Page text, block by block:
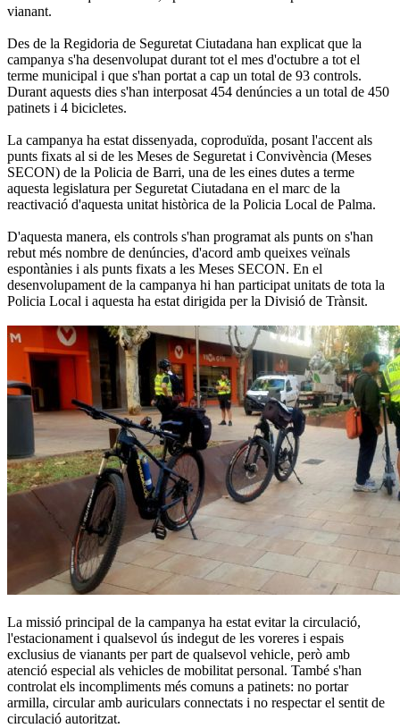
vianant.
Des de la Regidoria de Seguretat Ciutadana han explicat que la
campanya s'ha desenvolupat durant tot el mes d'octubre a tot el
terme municipal i que s'han portat a cap un total de 93 controls.
Durant aquests dies s'han interposat 454 denúncies a un total de 450
patinets i 4 bicicletes.
La campanya ha estat dissenyada, coproduïda, posant l'accent als
punts fixats al si de les Meses de Seguretat i Convivència (Meses
SECON) de la Policia de Barri, una de les eines dutes a terme
aquesta legislatura per Seguretat Ciutadana en el marc de la
reactivació d'aquesta unitat històrica de la Policia Local de Palma.
D'aquesta manera, els controls s'han programat als punts on s'han
rebut més nombre de denúncies, d'acord amb queixes veïnals
espontànies i als punts fixats a les Meses SECON. En el
desenvolupament de la campanya hi han participat unitats de tota la
Policia Local i aquesta ha estat dirigida per la Divisió de Trànsit.
La missió principal de la campanya ha estat evitar la circulació,
l'estacionament i qualsevol ús indegut de les voreres i espais
exclusius de vianants per part de qualsevol vehicle, però amb
atenció especial als vehicles de mobilitat personal. També s'han
controlat els incompliments més comuns a patinets: no portar
armilla, circular amb auriculars connectats i no respectar el sentit de
circulació autoritzat.